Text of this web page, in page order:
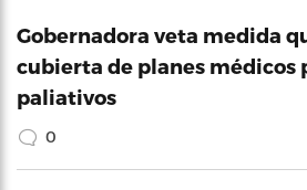
Gobernadora veta medida
cubierta de planes médicos
paliativos
0